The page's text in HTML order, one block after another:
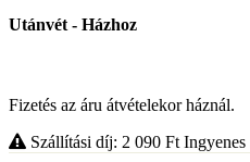
Utánvét - Házhoz
Fizetés az áru átvételekor háznál.
Szállítási díj: 2 090 Ft